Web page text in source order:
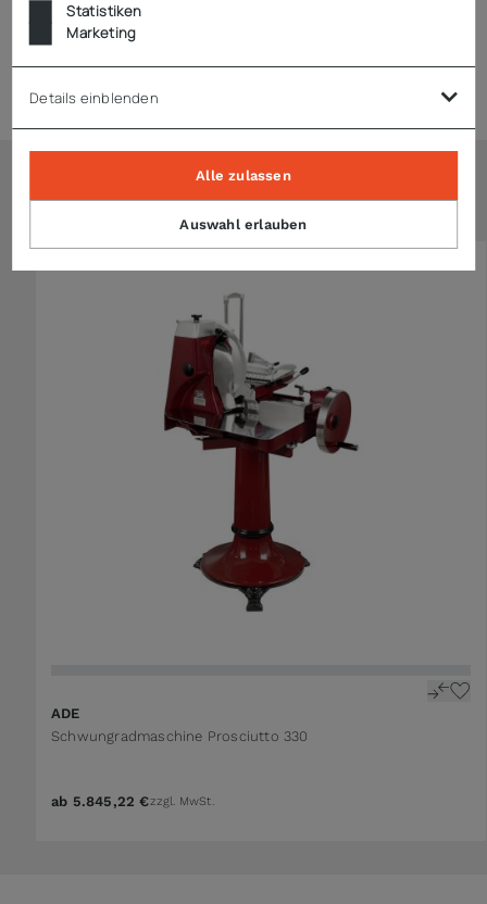
Ähnliche Artikel
ADE
Schwungradmaschine Prosciutto 330
The price depends on the options chosen on the
ab 5.845,22 €zzgl. MwSt.
Statistiken
Marketing
Details einblenden
Auswahl erlauben
Alle zulassen